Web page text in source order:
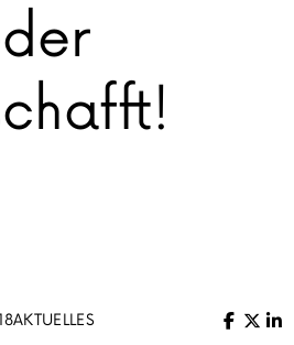
AKTUELLES
X